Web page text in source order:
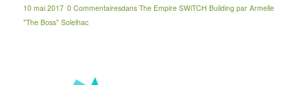
10 mai 2017 0 Commentairesdans The Empire SWiTCH Building par Armelle
"The Boss" Solelhac